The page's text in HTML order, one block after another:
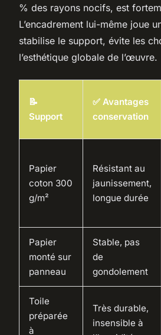
% des rayons nocifs, est
L’encadrement lui-même joue
stabilise le support, évite les
l’esthétique globale de l’œuvre.
📝
Support
✅ Avantages
conservation
Papier
coton 300
g/m²
Résistant au
jaunissement,
longue durée
Papier
monté sur
panneau
Stable, pas
de
gondolement
Toile
préparée
à
Très durable,
insensible à